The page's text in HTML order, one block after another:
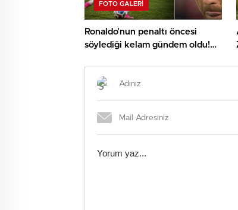
FOTO GALERI
Ronaldo’nun penaltı öncesi
söylediği kelam gündem oldu!